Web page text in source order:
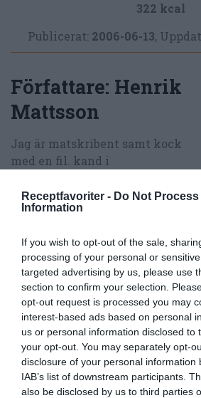
Receptfavoriter - Do Not Process
Information
If you wish to opt-out of the sale,
processing of your personal or
targeted advertising by us, please use
section to confirm your selection.
opt-out request is processed you may
interest-based ads based on personal
us or personal information disclosed to
your opt-out. You may separately opt-
disclosure of your personal information
IAB’s list of downstream participants.
also be disclosed by us to third parties
322 kcal
Publicerat: 2006-06-13,
Författare: Henrik
Mattsson
Jag är matskribent samt kock
med en fil. kand i
restauranghögskolan i
delar jag med mig av tusentals
har jag provlagat, skrivit och
kunna laga dem med bästa
om mig.
Tillbehör och liknande: